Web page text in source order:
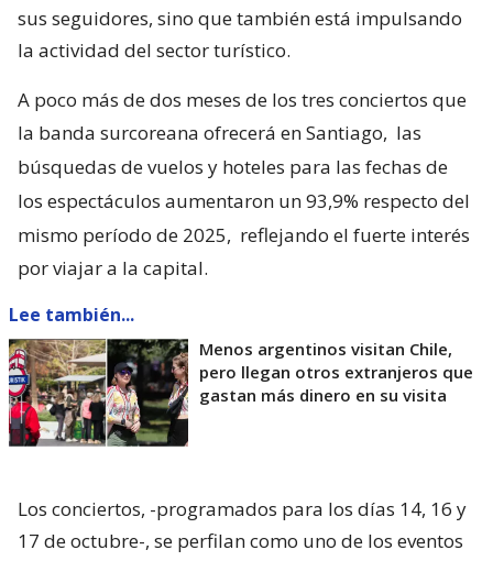
sus seguidores, sino que también está impulsando
la actividad del sector turístico.
A poco más de dos meses de los tres conciertos que
la banda surcoreana ofrecerá en Santiago, las
búsquedas de vuelos y hoteles para las fechas de
los espectáculos aumentaron un 93,9% respecto del
mismo período de 2025, reflejando el fuerte interés
por viajar a la capital.
Lee también...
Menos argentinos visitan Chile,
pero llegan otros extranjeros que
gastan más dinero en su visita
Los conciertos, -programados para los días 14, 16 y
17 de octubre-, se perfilan como uno de los eventos